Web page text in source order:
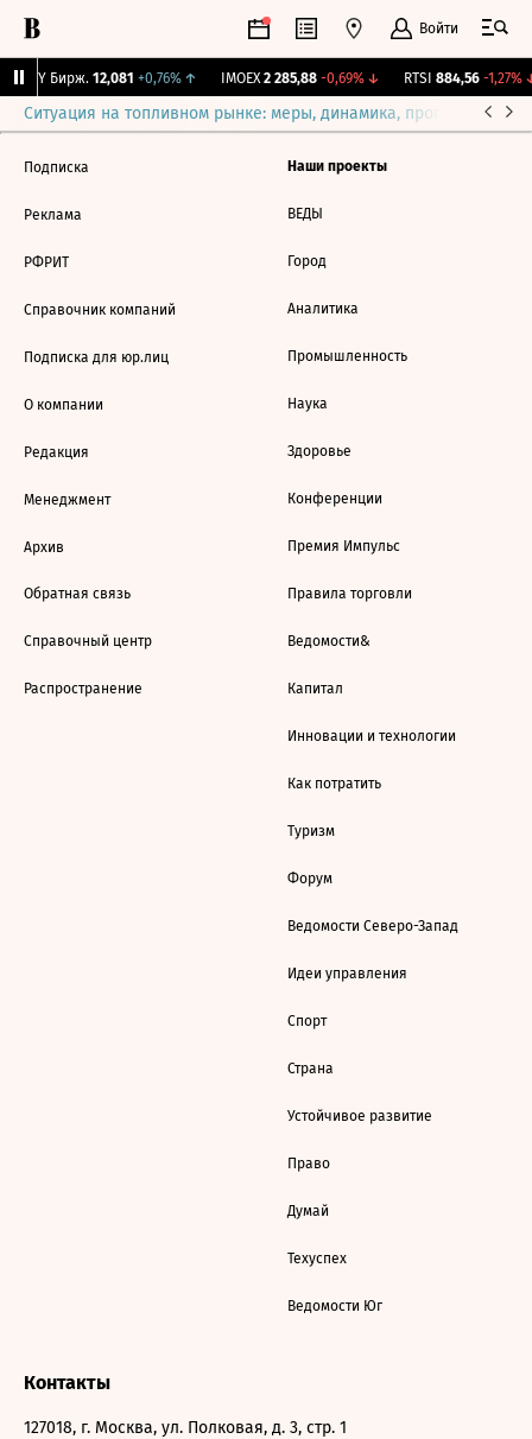
Войти
CNY Бирж. 12,081 +0,76%↑ IMOEX 2 285,88 -0,69%↓ RTSI 884,56 -1,27%↓
Ситуация на топливном рынке: меры, динамика, прогнозы
Подписка
Реклама
РФРИТ
Справочник компаний
Подписка для юр.лиц
О компании
Редакция
Менеджмент
Архив
Обратная связь
Справочный центр
Распространение
Наши проекты
ВЕДЫ
Город
Аналитика
Промышленность
Наука
Здоровье
Конференции
Премия Импульс
Правила торговли
Ведомости&
Капитал
Инновации и технологии
Как потратить
Туризм
Форум
Ведомости Северо-Запад
Идеи управления
Спорт
Страна
Устойчивое развитие
Право
Думай
Техуспех
Ведомости Юг
Контакты
127018, г. Москва, ул. Полковая, д. 3, стр. 1